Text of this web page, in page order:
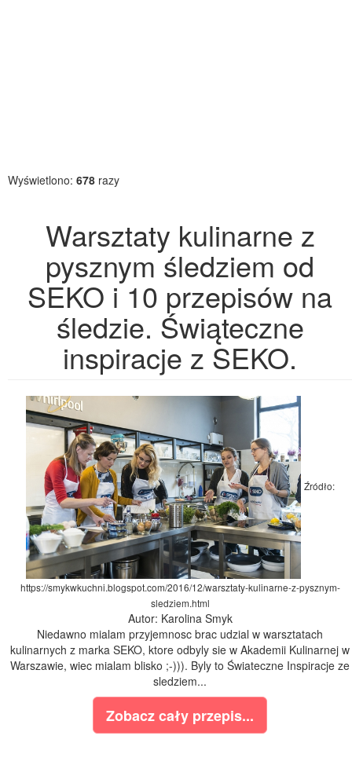
Wyświetlono: 678 razy
Warsztaty kulinarne z
pysznym śledziem od
SEKO i 10 przepisów na
śledzie. Świąteczne
inspiracje z SEKO.
Źródło:
https://smykwkuchni.blogspot.com/2016/12/warsztaty-kulinarne-z-pysznym-
sledziem.html
Autor: Karolina Smyk
Niedawno mialam przyjemnosc brac udzial w warsztatach
kulinarnych z marka SEKO, ktore odbyly sie w Akademii Kulinarnej w
Warszawie, wiec mialam blisko ;-))). Byly to Świateczne Inspiracje ze
sledziem...
Zobacz cały przepis...